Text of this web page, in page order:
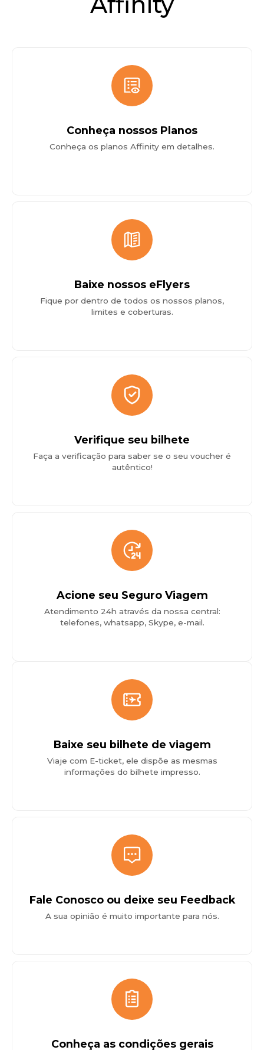
Conheça nossos Planos
Conheça os planos Affinity em detalhes.
Baixe nossos eFlyers
Fique por dentro de todos os nossos planos,
limites e coberturas.
Verifique seu bilhete
Faça a verificação para saber se o seu voucher é
autêntico!
Acione seu Seguro Viagem
Atendimento 24h através da nossa central:
telefones, whatsapp, Skype, e-mail.
Baixe seu bilhete de viagem
Viaje com E-ticket, ele dispõe as mesmas
informações do bilhete impresso.
Fale Conosco ou deixe seu Feedback
A sua opinião é muito importante para nós.
Conheça as condições gerais